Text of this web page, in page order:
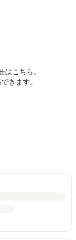
こちら。
きます。